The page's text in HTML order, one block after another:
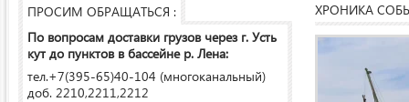
ПРОСИМ ОБРАЩАТЬСЯ :
По вопросам доставки грузов через г. Усть
кут до пунктов в бассейне р. Лена:
тел.+7(395-65)40-104 (многоканальный)
доб. 2210,2211,2212
ХРОНИКА